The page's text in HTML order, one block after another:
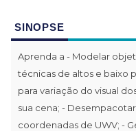
SINOPSE
Aprenda a - Modelar
técnicas de altos e baixo
para variação do visual
sua cena; -
coordenadas de UWV; -